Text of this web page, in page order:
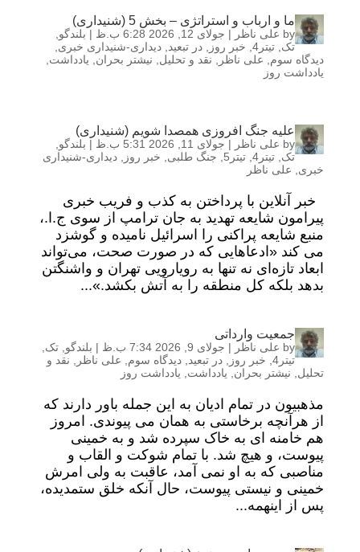
ما و ارباب و استراتژی – بخش 5 (شنیداری)
by علی ناظر | جولای 12, 2026 6:28 ب.ظ | بلندگو
تک تیتر4 , خبر روز در تبعید دیداری-شنیداری خبری
دیدگاه سوم
علی ناظر نقد و تحلیل نیشتر بحران یادداشت
یادداشت روز
علیه جنگ افروزی همصدا شویم (شنیداری)
by علی ناظر | جولای 11, 2026 5:31 ب.ظ | بلندگو
تک تیتر4 , تیتر5 جنگ طلبی خبر روز
دیداری-شنیداری
خبری
علی ناظر
خبر آنلاین با پرداختن به کذب و فریب خبری
پیرامون شایعه تهدید به جان ترامپ از سوی ج.ا.،
منبع شایعه پراکنی را اسرائیل نامیده و گوشزد
می کند «ادعاهایی که در صورت صحت، می‌تواند
ابعاد تازه‌ای نه تنها به رویارویی تهران و واشنگتن
بدهد بلکه کل منطقه را به آتش بکشد.»...
جمعیت وارداتی
by علی ناظر | جولای 9, 2026 7:34 ب.ظ | بلندگو تک
تیتر4
, خبر روز در تبعید دیدگاه سوم علی ناظر
نقد و
تحلیل
نیشتر بحران یادداشت یادداشت روز
مذهبیون در تمام ادیان به این جمله باور دارند که
از هرآنچه برخاستی به همان می پیوندی. امروز
هم خامنه ای به خاک سپرده شد و به خمینی
پیوست، و هیچ شد. با تمام شوکت و القاب و
مناصبی که به او نمی آمد، عاقبت به ولی امرش
خمینی و نیستی پیوست، حال آنکه خلق ستمدیده،
پس از اینهمه...